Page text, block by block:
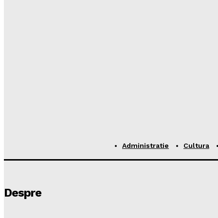
Administratie Cultura
Despre